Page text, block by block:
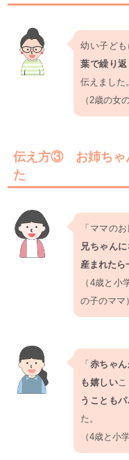
幼い子ど
葉で繰り返
伝えました。
（2歳の女
伝え方③ お姉ちゃ
た
「ママの
兄ちゃん
産まれたら
（4歳と
の子のママ）
「 赤ちゃ
も嬉しい
うことも
た。
（4歳と小